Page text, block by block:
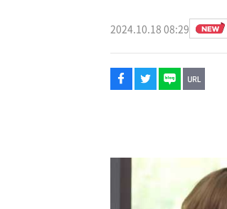
2024.10.18 08:29